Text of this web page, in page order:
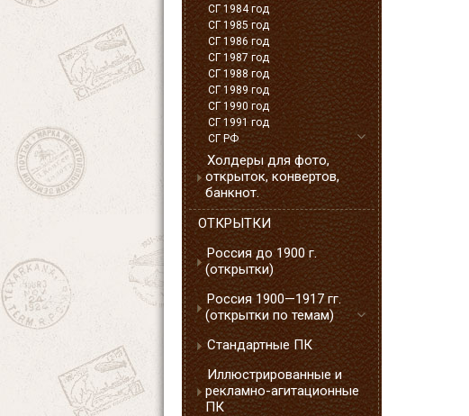
СГ 1984 год
СГ 1985 год
СГ 1986 год
СГ 1987 год
СГ 1988 год
СГ 1989 год
СГ 1990 год
СГ 1991 год
СГ РФ
Холдеры для фото,
открыток, конвертов,
банкнот.
ОТКРЫТКИ
Россия до 1900 г.
(открытки)
Россия 1900—1917 гг.
(открытки по темам)
Стандартные ПК
Иллюстрированные и
рекламно-агитационные
ПК